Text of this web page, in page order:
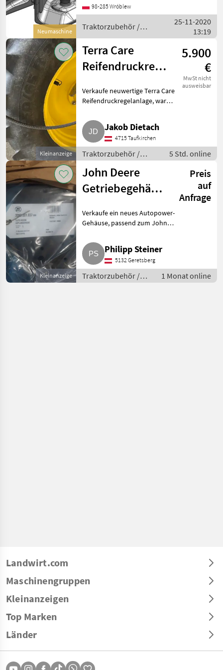
Neumaschine
390/25/32 (Wir haben
have other di
98-285 Wróblew
Traktorzubehör /
Scharmüller
25-11-2020
13:19
Kleinanzeige
Terra Care
Reifendruckregelanlage,
5.900
€
MwSt nicht
ausweisbar
Verkaufe neuwertige Terra Care
Reifendruckregelanlage, war
montiert. Anlage ist komplett
dicht und funktionsfähig.
Traktorzubehör Sonstiges
Jakob Dietach
4715 Taufkirchen
Traktorzubehör /
Sonstiges
Traktorzubehör
5 Std. online
Kleinanzeige
John Deere
Getriebegehäuse
Preis
auf
Anfrage
Verkaufe ein neues Autopower-
Gehäuse, passend zum John
Sonstiges Traktorzubehör
Philipp Steiner
5132 Geretsberg
Traktorzubehör /
Sonstiges
1 Monat online
Landwirt.com
Maschinengruppen
Kleinanzeigen
Top Marken
Länder